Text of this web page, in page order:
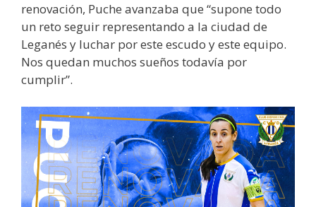
renovación, Puche avanzaba que “supone todo
un reto seguir representando a la ciudad de
Leganés y luchar por este escudo y este equipo.
Nos quedan muchos sueños todavía por
cumplir”.